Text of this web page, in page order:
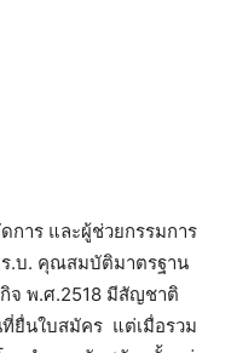
การ และผู้ช่วยกรรมการ
.บ. คุณสมบัติมาตรฐาน
จ พ.ศ.2518 มีสัญชาติ
ยื่นใบสมัคร แต่เมื่อรวม